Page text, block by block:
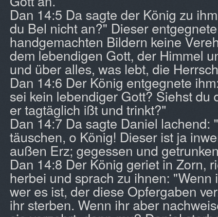
Dan 14:5 Da sagte der König zu
du Bel nicht an?" Dieser
handgemachten Bildern keine
dem lebendigen Gott, der Himmel
und über alles, was lebt, die
Dan 14:6 Der König entgegnete
sei kein lebendiger Gott? Siehst du
er tagtäglich ißt und trinkt?"
Dan 14:7 Da sagte Daniel lachend:
täuschen, o König! Dieser ist ja
außen Erz; gegessen und
Dan 14:8 Der König geriet in Zorn,
herbei und sprach zu ihnen: "Wenn
wer es ist, der diese Opfergaben
ihr sterben. Wenn ihr aber